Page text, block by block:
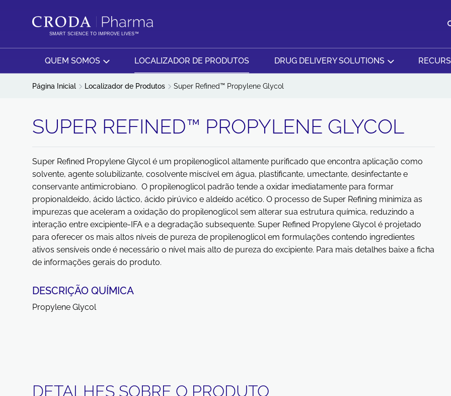
SMART SCIENCE TO IMPROVE LIVES™
QUEM SOMOS LOCALIZADOR DE PRODUTOS DRUG DELIVERY SOLUTIONS
Página Inicial Localizador de Produtos Super Refined™ Propylene Glycol
SUPER REFINED™ PROPYLENE GLYCOL
Super Refined Propylene Glycol é um propilenoglicol altamente purificado que encontra aplicação como
solvente, agente solubilizante, cosolvente miscível em água, plastificante, umectante, desinfectante e
conservante antimicrobiano. O propilenoglicol padrão tende a oxidar imediatamente para formar
propionaldeído, ácido láctico, ácido pirúvico e aldeído acético. O processo de Super Refining minimiza as
impurezas que aceleram a oxidação do propilenoglicol sem alterar sua estrutura química, reduzindo a
interação entre excipiente-IFA e a degradação subsequente. Super Refined Propylene Glycol é projetado
para oferecer os mais altos níveis de pureza de propilenoglicol em formulações contendo ingredientes
ativos sensíveis onde é necessário o nível mais alto de pureza do excipiente. Para mais detalhes baixe a ficha
de informações gerais do produto.
DESCRIÇÃO QUÍMICA
Propylene Glycol
DETALHES SOBRE O PRODUTO